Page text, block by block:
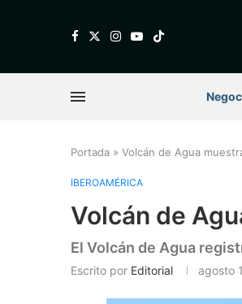
Portada » Volcán de Agua
IBEROAMÉRICA
Volcán de
El Volcán de Agua
Escrito por Editorial agosto